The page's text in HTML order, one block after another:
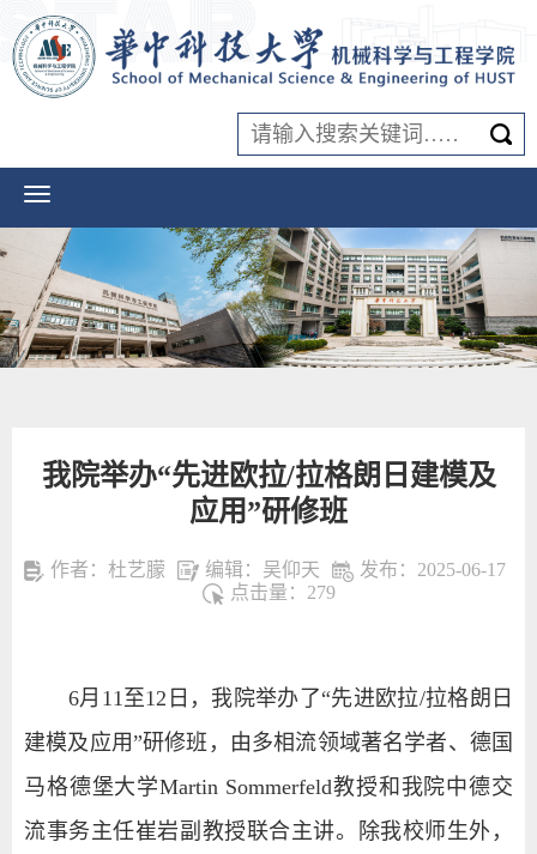
我院举办“先进欧拉/拉格朗日建模及
应用”研修班
作者：杜艺朦 编辑：吴仰天
发布：2025-06-17
点击量： 279
6月 11至12 日，我院举办了“先进欧拉/拉格朗日
建模及应用”研修班，由多相流领域著名学者、德国
马格德堡大学Martin Sommerfeld教授和我院中德交
流事务主任崔岩副教授联合主讲。除我校师生外，